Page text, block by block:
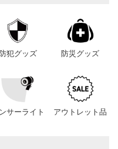
防犯グッズ 防災グッズ
サーライト アウトレット品